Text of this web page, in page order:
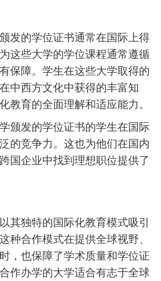
发的学位证书通常在国际上得
这些大学的学位课程通常遵循
保障。学生在这些大学取得的
中西方文化中获得的丰富知
教育的全面理解和适应能力。
颁发的学位证书的学生在国际
的竞争力。这也为他们在国内
国企业中找到理想职位提供了
其独特的国际化教育模式吸引
种合作模式在提供全球视野、
，也保障了学术质量和学位证
作办学的大学适合有志于全球